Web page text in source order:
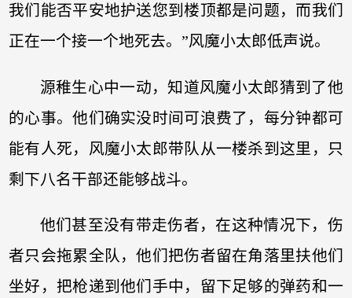
我们能否平安地护送您到楼顶都是问题，而我们
正在一个接一个地死去。”风魔小太郎低声说。
源稚生心中一动，知道风魔小太郎猜到了他
的心事。他们确实没时间可浪费了，每分钟都可
能有人死，风魔小太郎带队从一楼杀到这里，只
剩下八名干部还能够战斗。
他们甚至没有带走伤者，在这种情况下，伤
者只会拖累全队，他们把伤者留在角落里扶他们
坐好，把枪递到他们手中，留下足够的弹药和一